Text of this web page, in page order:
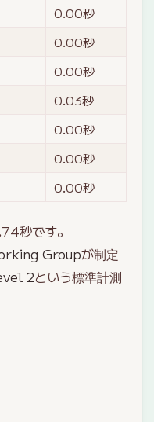
0.00秒
0.00秒
0.00秒
0.03秒
0.00秒
0.00秒
0.00秒
秒です。
Groupが制定
2という標準計測